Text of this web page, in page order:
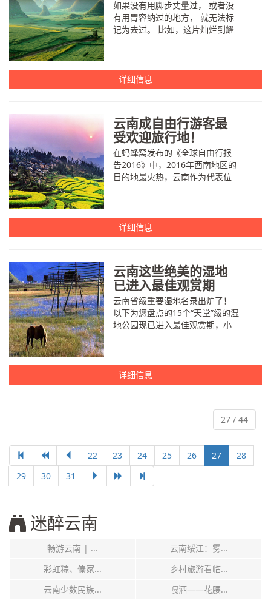
如果没有用脚步丈量过， 或者没
有用胃容纳过的地方， 就无法标
记为去过。 比如，这片灿烂到耀
丽身影...
详细信息
云南成自由行游客最
受欢迎旅行地！
在蚂蜂窝发布的《全球自由行报
告2016》中，2016年西南地区的
目的地最火热，云南作为代表位
排名、航旅纵横、皇家加勒比、...
详细信息
云南这些绝美的湿地
已进入最佳观赏期
云南省级重要湿地名录出炉了！
以下为您盘点的15个“天堂”级的湿
地公园现已进入最佳观赏期，小
石、...
详细信息
27 / 44
22 23 24 25 26 27
28
29
30 31
迷醉云南
畅游云南 | ...
云南绥江：雾...
彩虹粽、傣家...
乡村旅游看临...
云南少数民族...
嘎洒——花腰...